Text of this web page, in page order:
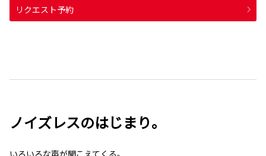
リクエスト予約
ノイズレスのはじまり。
いろいろな声が聞こえてくる。